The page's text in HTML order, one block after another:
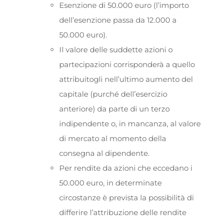
Esenzione di 50.000 euro (l’importo
dell’esenzione passa da 12.000 a
50.000 euro).
Il valore delle suddette azioni o
partecipazioni corrisponderà a quello
attribuitogli nell’ultimo aumento del
capitale (purché dell’esercizio
anteriore) da parte di un terzo
indipendente o, in mancanza, al valore
di mercato al momento della
consegna al dipendente.
Per rendite da azioni che eccedano i
50.000 euro, in determinate
circostanze è prevista la possibilità di
differire l’attribuzione delle rendite